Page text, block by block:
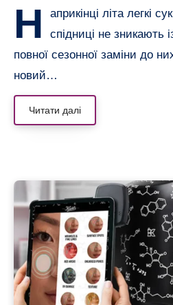
Н
априкінці літа легкі
спідниці не зникають
повної сезонної заміни до
новий…
Читати далі